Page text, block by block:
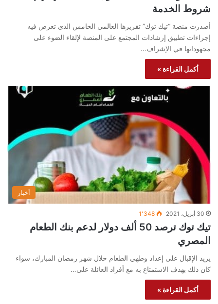
شروط الخدمة
أصدرت منصة “تيك توك” تقريرها العالمي الخامس الذي تعرض فيه
إجراءات تطبيق إرشادات المجتمع على المنصة لإلقاء الضوء على
مجهوداتها في الإشراف…
أكمل القراءة »
أخبار
30 أبريل، 2021 1٬348
تيك توك ترصد 50 ألف دولار لدعم بنك الطعام
المصري
يزيد الإقبال على إعداد وطهي الطعام خلال شهر رمضان المبارك، سواء
كان ذلك بهدف الاستمتاع به مع أفراد العائلة على…
أكمل القراءة »